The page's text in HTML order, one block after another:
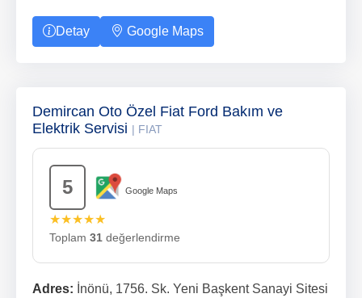
Detay Google Maps
Demircan Oto Özel Fiat Ford Bakım ve
Elektrik Servisi | FIAT
5 Google Maps
★★★★★
Toplam 31 değerlendirme
Adres: İnönü, 1756. Sk. Yeni Başkent Sanayi Sitesi